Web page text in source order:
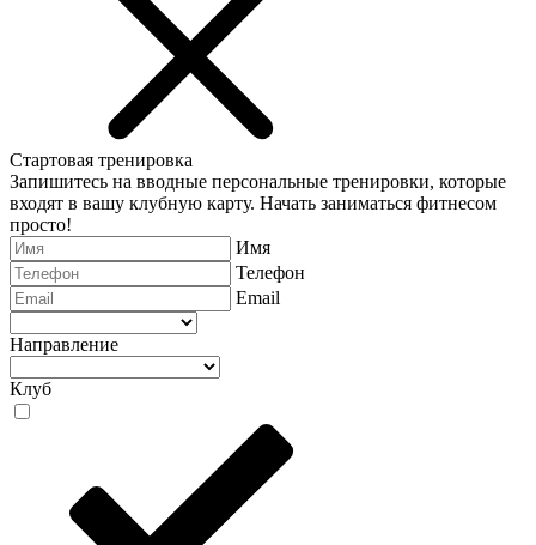
Стартовая тренировка
Запишитесь на вводные персональные тренировки, которые
входят в вашу клубную карту. Начать заниматься фитнесом
просто!
Имя
Телефон
Email
Направление
Клуб